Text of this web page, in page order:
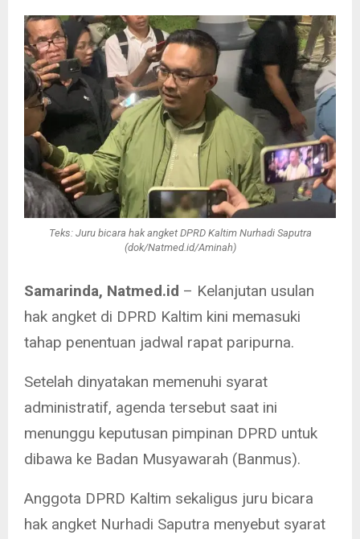
Teks: Juru bicara hak angket DPRD Kaltim Nurhadi Saputra
(dok/Natmed.id/Aminah)
Samarinda, Natmed.id – Kelanjutan usulan
hak angket di DPRD Kaltim kini memasuki
tahap penentuan jadwal rapat paripurna.
Setelah dinyatakan memenuhi syarat
administratif, agenda tersebut saat ini
menunggu keputusan pimpinan DPRD untuk
dibawa ke Badan Musyawarah (Banmus).
Anggota DPRD Kaltim sekaligus juru bicara
hak angket Nurhadi Saputra menyebut syarat